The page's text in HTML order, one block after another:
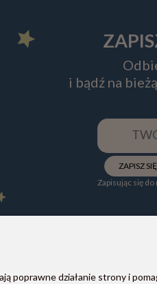
i bądź na
ZAPISZ SIĘ
Zapisując się
POMOC
poprawne działanie strony i